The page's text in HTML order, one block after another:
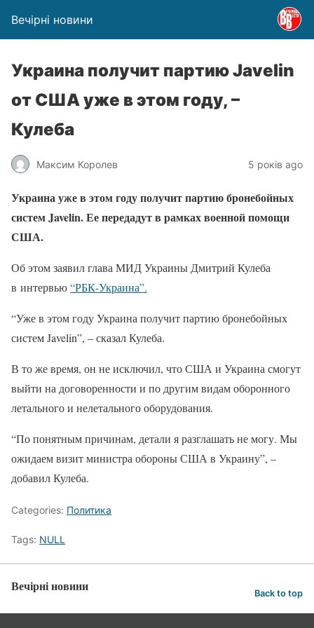
Вечірні новини
Украина получит партию Javelin
от США уже в этом году, –
Кулеба
Максим Королев 5 років ago
Украина уже в этом году получит партию бронебойных
систем Javelin. Ее передадут в рамках военной помощи
США.
Об этом заявил глава МИД Украины Дмитрий Кулеба
в интервью“РБК-Украина”.
“Уже в этом году Украина получит партию бронебойных
систем Javelin”, – сказал Кулеба.
В то же время, он не исключил, что США и Украина смогут
выйти на договоренности и по другим видам оборонного
летального и нелетального оборудования.
“По понятным причинам, детали я разглашать не могу. Мы
ожидаем визит министра обороны США в Украину”, –
добавил Кулеба.
Categories: Политика
Tags: NULL
Вечірні новини Back to top